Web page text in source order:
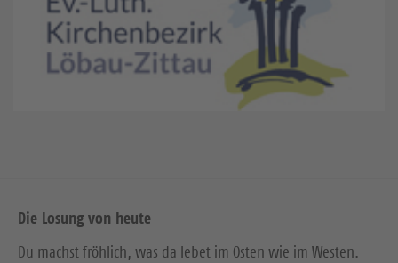
Die Losung von heute
Du machst fröhlich, was da lebet im Osten wie im Westen.